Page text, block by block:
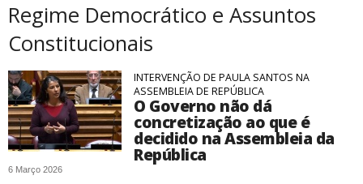
Regime Democrático e Assuntos
Constitucionais
INTERVENÇÃO DE PAULA SANTOS NA
ASSEMBLEIA DE REPÚBLICA
O Governo não dá
concretização ao que é
decidido na Assembleia da
República
6 Março 2026